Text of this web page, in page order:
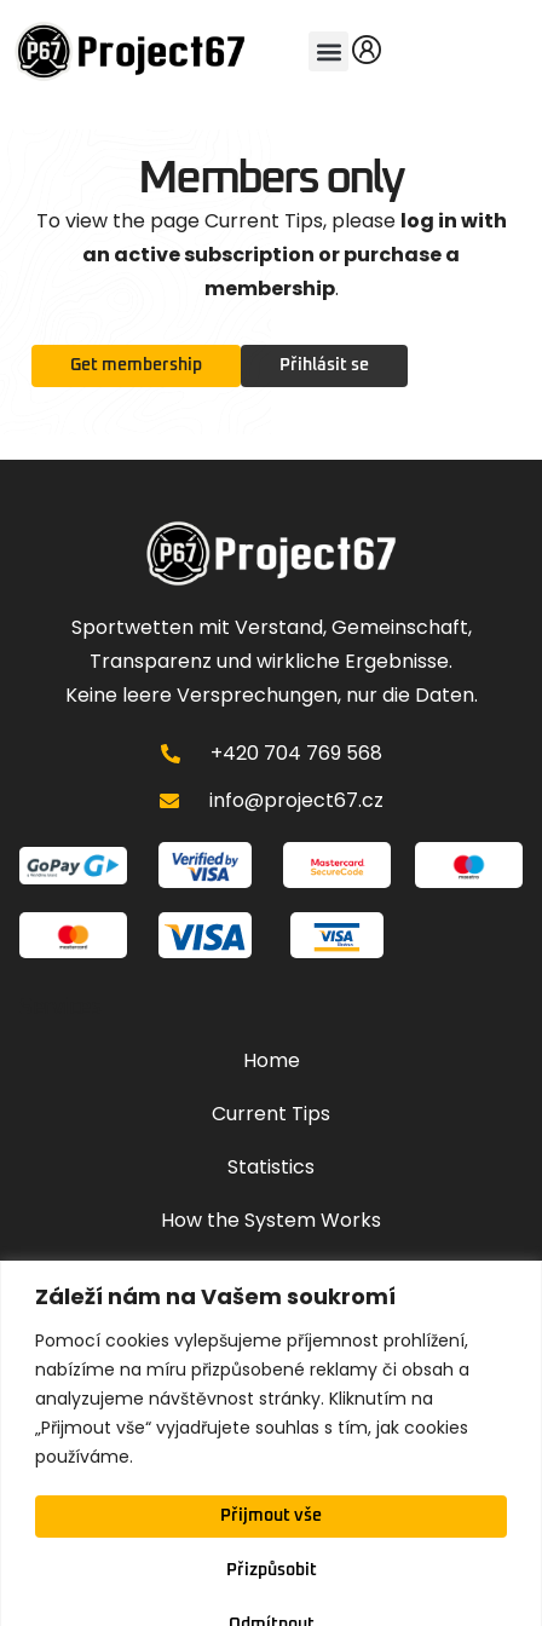
Záleží nám na Vašem soukromí
Pomocí cookies vylepšujeme příjemnost prohlížení,
nabízíme na míru přizpůsobené reklamy či obsah a
analyzujeme návštěvnost stránky. Kliknutím na
„Přijmout vše“ vyjadřujete souhlas s tím, jak cookies
používáme.
Přizpůsobit
Přijmout vše
Members only
To view the page Current Tips, please log in with
an active subscription or purchase a
membership.
Get membership Přihlásit se
Sportwetten mit Verstand, Gemeinschaft,
Transparenz und wirkliche Ergebnisse.
Keine leere Versprechungen, nur die Daten.
+420 704 769 568
info@project67.cz
Home
Current Tips
Statistics
How the System Works
Contact
Privacy Policy